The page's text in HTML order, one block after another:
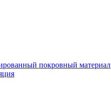
покровный материал